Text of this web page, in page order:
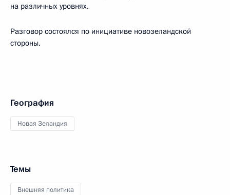
на различных уровнях.
Разговор состоялся по инициативе новозеландской
стороны.
География
Новая Зеландия
Темы
Внешняя политика